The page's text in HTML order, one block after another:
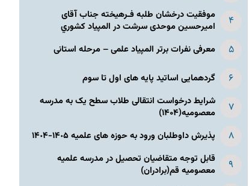
موفقیت درخشان طلبه فـرهیخته جناب آقای
امیرحسین موحدی سرشت در المپياد كشوري
معرفی نفرات برتر المپیاد علمی – مرحله استانی
گردهمایی اساتید پایه های اول تا سوم
شرایط درخواست انتقالی طلاب سطح یک به مدرسه
معصومیه(۱۴۰۴)
پذیرش داوطلبان ورود به حوزه های علمیه ١۴٠۵-١۴٠۴
قابل توجه متقاضیان تحصیل در مدرسه علمیه
معصومیه قم(برادران)